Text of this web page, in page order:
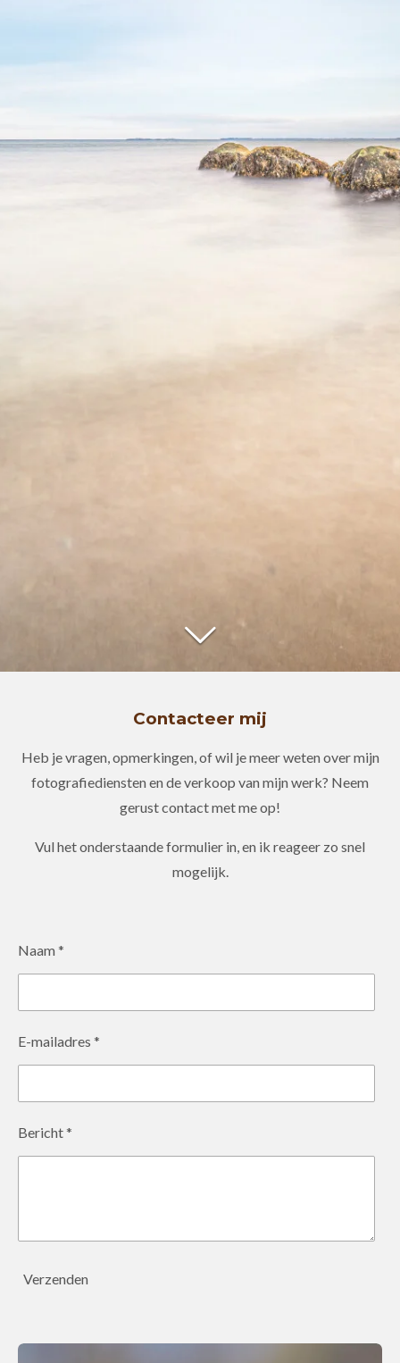
Contacteer mij
Heb je vragen, opmerkingen, of wil je meer weten over mijn
fotografiediensten en de verkoop van mijn werk? Neem
gerust contact met me op!
Vul het onderstaande formulier in, en ik reageer zo snel
mogelijk.
Naam *
E-mailadres *
Bericht *
Verzenden